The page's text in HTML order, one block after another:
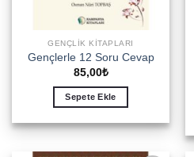
GENÇLIK KITAPLARI
Gençlerle 12 Soru Cevap
85,00₺
Sepete Ekle